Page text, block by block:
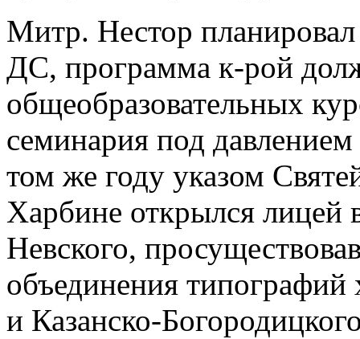
Митр. Нестор
ДС, программа к-рой
общеобразовательных
семинария под
том же году указом
Харбине открылся лицей
Невского,
объединения
и Казанско-